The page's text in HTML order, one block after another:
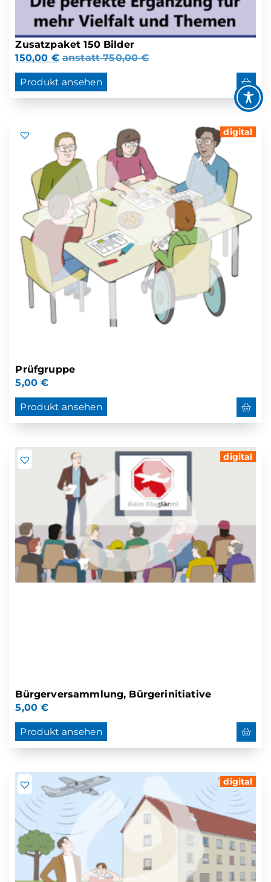
Zusatzpaket 150 Bilder
150,00 € anstatt750,00€
Produkt ansehen
digital
Prüfgruppe
5,00€
Produkt ansehen
digital
Bürgerversammlung, Bürgerinitiative
5,00€
Produkt ansehen
digital